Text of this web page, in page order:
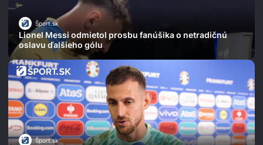
Šport.sk
Lionel Messi odmietol prosbu fanúšika o netradičnú
oslavu ďalšieho gólu
Šport.sk